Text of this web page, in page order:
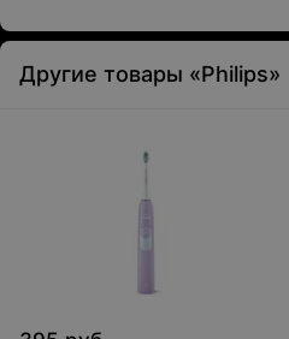
Другие товары «Philips»